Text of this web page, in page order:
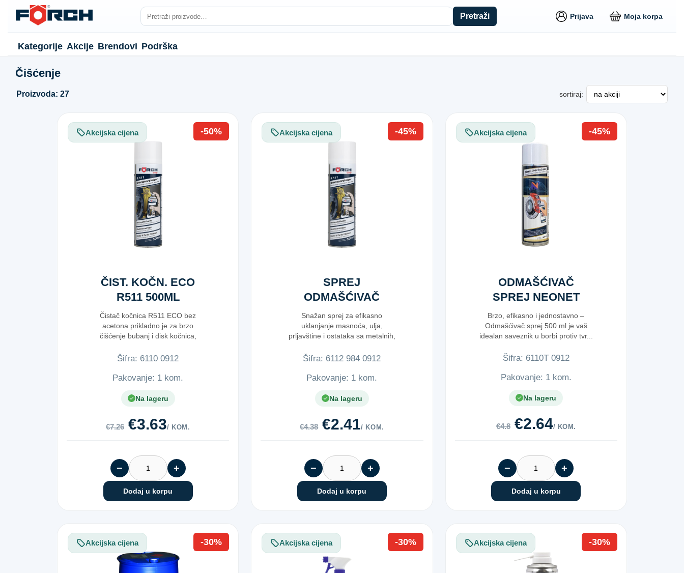
Pretraži Prijava Moja korpa
Kategorije Akcije Brendovi Podrška
Čišćenje
Proizvoda: 27 sortiraj:
Akcijska cijena -50%
ČIST. KOČN. ECO
R511 500ML
Čistač kočnica R511 ECO bez
acetona prikladno je za brzo
čišćenje bubanj i disk kočnica,
Šifra: 6​1​1​0​ ​0​9​1​2​
Pakovanje: 1 kom.
Na lageru
€7.26 €3.63/ KOM.
− +
Dodaj u korpu
Akcijska cijena -45%
SPREJ
ODMAŠĆIVAČ
500ML
Snažan sprej za efikasno
uklanjanje masnoća, ulja,
prljavštine i ostataka sa metalnih,
Šifra: 6​1​1​2​ ​9​8​4​ ​0​9​1​2​
Pakovanje: 1 kom.
Na lageru
€4.38 €2.41/ KOM.
− +
Dodaj u korpu
Akcijska cijena -45%
ODMAŠĆIVAČ
SPREJ NEONET
500 ML
Brzo, efikasno i jednostavno –
Odmašćivač sprej 500 ml je vaš
idealan saveznik u borbi protiv tvr...
Šifra: 6​1​1​0​T​ ​0​9​1​2​
Pakovanje: 1 kom.
Na lageru
€4.8 €2.64/ KOM.
− +
Dodaj u korpu
Akcijska cijena -30% Akcijska cijena -30% Akcijska cijena -30%